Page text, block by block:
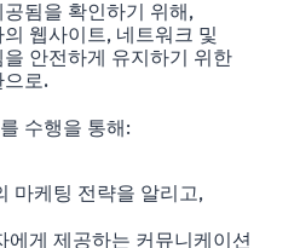
됨을 확인하기 위해,
웹사이트, 네트워크 및
안전하게 유지하기 위한
으로.
수행을 통해:
마케팅 전략을 알리고,
에게 제공하는 커뮤니케이션